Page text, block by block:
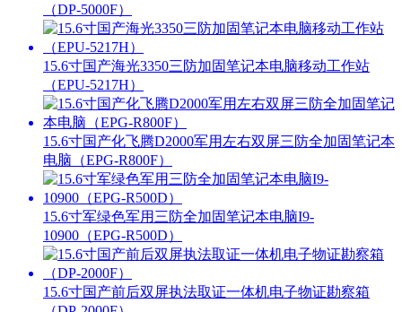
（DP-5000F）
15.6寸国产海光3350三防加固笔记本电脑移动工作站
（EPU-5217H）
15.6寸国产化飞腾D2000军用左右双屏三防全加固笔记本
电脑（EPG-R800F）
15.6寸军绿色军用三防全加固笔记本电脑I9-
10900（EPG-R500D）
15.6寸国产前后双屏执法取证一体机电子物证勘察箱